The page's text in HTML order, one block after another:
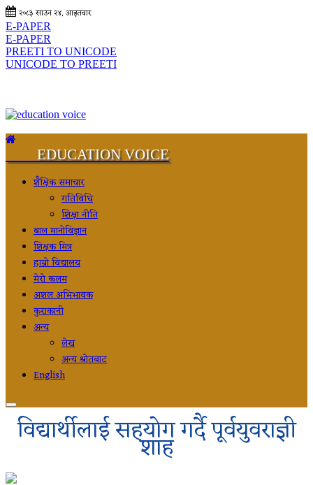
२०८३ साउन २४, आइतवार
E-PAPER
E-PAPER
PREETI TO UNICODE
UNICODE TO PREETI
EDUCATION VOICE
शैक्षिक समाचार
गतिविधि
शिक्षा नीति
बाल मानोविज्ञान
शिक्षक मित्र
हाम्रो विद्यालय
मेरो कलम
अशल अभिभावक
कुराकानी
अन्य
लेख
अन्य श्रोतबाट
English
विद्यार्थीलाई सहयोग गर्दै पूर्वयुवराज्ञी
शाह